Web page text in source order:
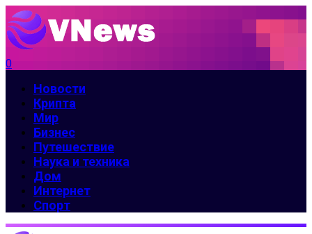
0
Новости
Крипта
Мир
Бизнес
Путешествие
Наука и техника
Дом
Интернет
Спорт